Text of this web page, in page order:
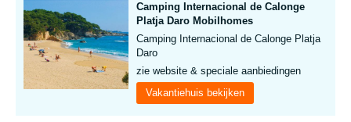
Camping Internacional de Calonge
Platja Daro Mobilhomes
Camping Internacional de Calonge Platja
Daro
zie website & speciale aanbiedingen
Vakantiehuis bekijken